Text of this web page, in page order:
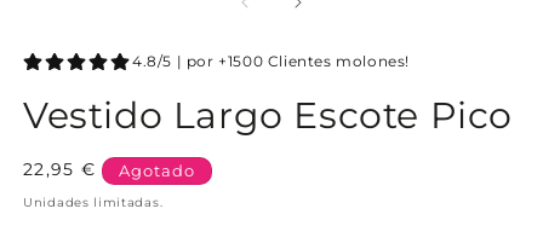
4.8/5 | por +1500 Clientes molones!
Vestido Largo Escote Pico
Precio
habitual
22,95 € Agotado
Unidades limitadas.